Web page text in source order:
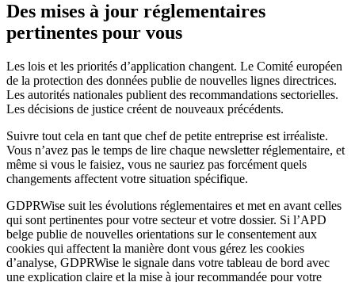
Des mises à jour réglementaires
pertinentes pour vous
Les lois et les priorités d’application changent. Le Comité européen
de la protection des données publie de nouvelles lignes directrices.
Les autorités nationales publient des recommandations sectorielles.
Les décisions de justice créent de nouveaux précédents.
Suivre tout cela en tant que chef de petite entreprise est irréaliste.
Vous n’avez pas le temps de lire chaque newsletter réglementaire, et
même si vous le faisiez, vous ne sauriez pas forcément quels
changements affectent votre situation spécifique.
GDPRWise suit les évolutions réglementaires et met en avant celles
qui sont pertinentes pour votre secteur et votre dossier. Si l’APD
belge publie de nouvelles orientations sur le consentement aux
cookies qui affectent la manière dont vous gérez les cookies
d’analyse, GDPRWise le signale dans votre tableau de bord avec
une explication claire et la mise à jour recommandée pour votre